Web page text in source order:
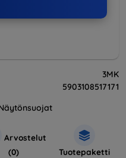
3MK
5903108517171
Arvostelut
(0)
Tuotepaketti